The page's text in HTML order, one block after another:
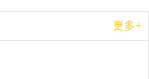
更多+